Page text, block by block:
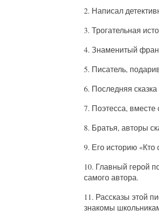
2. Написал
3. Трогательная
4. Знаменитый
5. Писатель,
6. Последняя
7. Поэтесса,
8. Братья, авторы
9. Его историю «Кто
10. Главный герой
самого автора.
11. Рассказы этой
знакомы